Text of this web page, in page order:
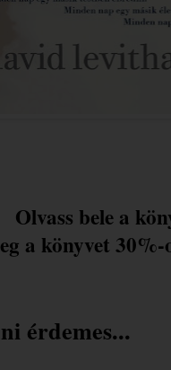
Olvass bele a
a könyvet
érdemes...